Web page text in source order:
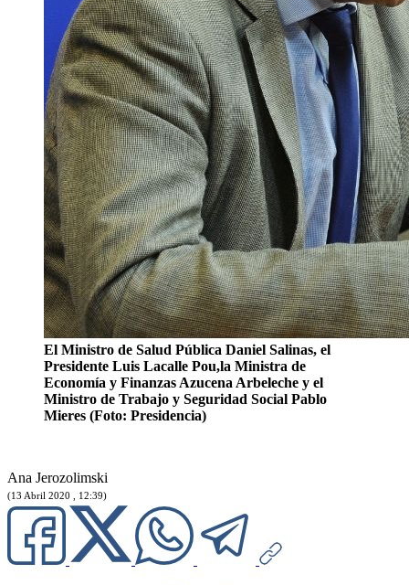
El Ministro de Salud Pública Daniel Salinas, el
Presidente Luis Lacalle Pou,la Ministra de
Economía y Finanzas Azucena Arbeleche y el
Ministro de Trabajo y Seguridad Social Pablo
Mieres (Foto: Presidencia)
Ana Jerozolimski
(13 Abril 2020 , 12:39)